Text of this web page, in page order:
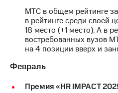
Интервью
Финансовая
отчетность
Контакты
Новости
МТС в общем рейтинге
в рейтинге среди своей
18 место (+1 место). А в
востребованных вузов
на 4 позиции вверх и
Февраль
Премия «HR IMPACT